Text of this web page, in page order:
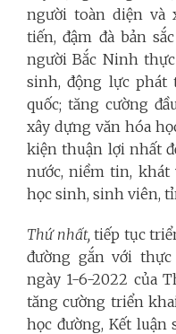
người toàn diện và
tiến, đậm đà bản
người Bắc Ninh
sinh, động lực phát
quốc; tăng cường
xây dựng văn hóa
kiện thuận lợi nhất
nước, niềm tin, khát
học sinh, sinh viên,
Thứ nhất, tiếp tục
đường gắn với
ngày 1-6-2022 của
tăng cường triển
học đường, Kết luận